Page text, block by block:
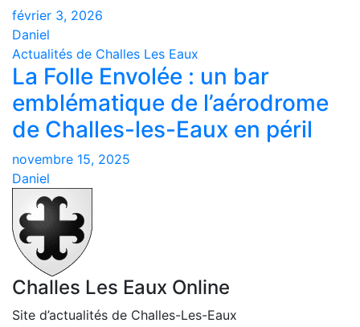
février 3, 2026
Daniel
Actualités de Challes Les Eaux
La Folle Envolée : un bar
emblématique de l’aérodrome
de Challes-les-Eaux en péril
novembre 15, 2025
Daniel
Challes Les Eaux Online
Site d’actualités de Challes-Les-Eaux